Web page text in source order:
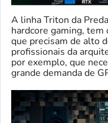
A linha Triton da
hardcore gaming,
que precisam de alto
profissionais da
por exemplo, que
grande demanda de